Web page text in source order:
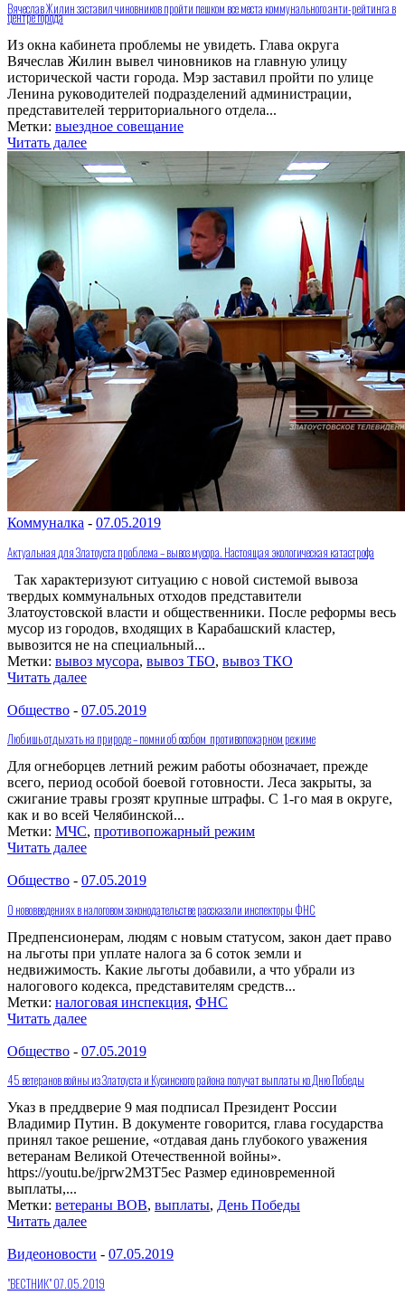
Вячеслав Жилин заставил чиновников пройти пешком все места коммунального анти-рейтинга в
центре города
Из окна кабинета проблемы не увидеть. Глава округа
Вячеслав Жилин вывел чиновников на главную улицу
исторической части города. Мэр заставил пройти по улице
Ленина руководителей подразделений администрации,
представителей территориального отдела...
Метки: выездное совещание
Читать далее
Коммуналка - 07.05.2019
Актуальная для Златоуста проблема – вывоз мусора. Настоящая экологическая катастрофа
Так характеризуют ситуацию с новой системой вывоза
твердых коммунальных отходов представители
Златоустовской власти и общественники. После реформы весь
мусор из городов, входящих в Карабашский кластер,
вывозится не на специальный...
Метки: вывоз мусора, вывоз ТБО, вывоз ТКО
Читать далее
Общество - 07.05.2019
Любишь отдыхать на природе – помни об особом противопожарном режиме
Для огнеборцев летний режим работы обозначает, прежде
всего, период особой боевой готовности. Леса закрыты, за
сжигание травы грозят крупные штрафы. С 1-го мая в округе,
как и во всей Челябинской...
Метки: МЧС, противопожарный режим
Читать далее
Общество - 07.05.2019
О нововведениях в налоговом законодательстве рассказали инспекторы ФНС
Предпенсионерам, людям с новым статусом, закон дает право
на льготы при уплате налога за 6 соток земли и
недвижимость. Какие льготы добавили, а что убрали из
налогового кодекса, представителям средств...
Метки: налоговая инспекция, ФНС
Читать далее
Общество - 07.05.2019
45 ветеранов войны из Златоуста и Кусинского района получат выплаты ко Дню Победы
Указ в преддверие 9 мая подписал Президент России
Владимир Путин. В документе говорится, глава государства
принял такое решение, «отдавая дань глубокого уважения
ветеранам Великой Отечественной войны».
https://youtu.be/jprw2M3T5ec Размер единовременной
выплаты,...
Метки: ветераны ВОВ, выплаты, День Победы
Читать далее
Видеоновости - 07.05.2019
"ВЕСТНИК" 07.05.2019